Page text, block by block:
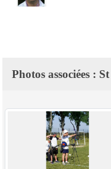
Photos associées :